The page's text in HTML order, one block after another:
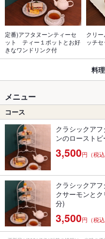
定番)アフタヌーンティーセ
ット　ティー１ポットとお好
きなワンドリンク付
クリ
ッチ
料
メニュー
コース
クラシックア
ンのロースト
3,500円（税込
クラシックア
クサーモンと
分)
3,500円（税込